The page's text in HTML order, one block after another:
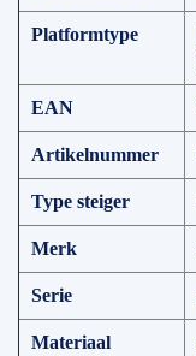
Platformtype
EAN
Artikelnummer
Type steiger
Merk
Serie
Materiaal